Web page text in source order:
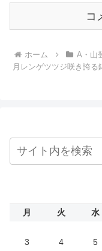
コ
ホーム A・山
月レンゲツツジ咲き誇
月 火 水
3
4 5